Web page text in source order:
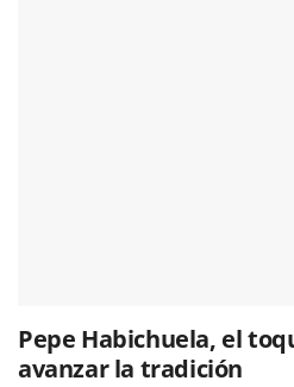
Pepe Habichuela, el
avanzar la tradición